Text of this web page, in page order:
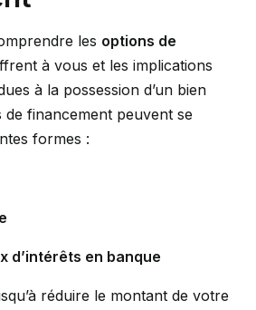
les options de
à vous et les implications
à la possession d’un bien
de financement peuvent se
formes :
d’intérêts en banque
réduire le montant de votre